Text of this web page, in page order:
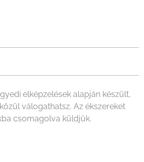
elképzelések alapján készült,
válogathatsz. Az ékszereket
csomagolva küldjük.